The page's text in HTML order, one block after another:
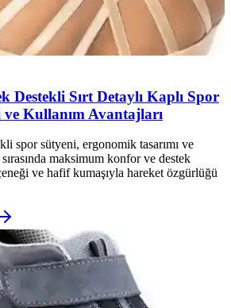
Destekli Sırt Detaylı Kaplı Spor
Kullanım Avantajları
spor sütyeni, ergonomik tasarımı ve
maksimum konfor ve destek
ve hafif kumaşıyla hareket özgürlüğü